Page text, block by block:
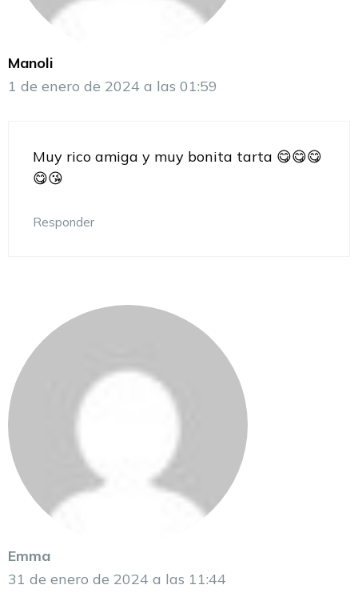
Manoli
1 de enero de 2024 a las 01:59
Muy rico amiga y muy bonita tarta 😋😋😋
😋😘
Responder
Emma
31 de enero de 2024 a las 11:44